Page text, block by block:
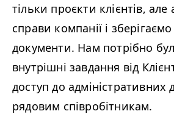
тільки проєкти клієнтів, але
справи компанії і
документи. Нам потрібно
внутрішні завдання від
доступ до адміністративних
рядовим співробітникам.